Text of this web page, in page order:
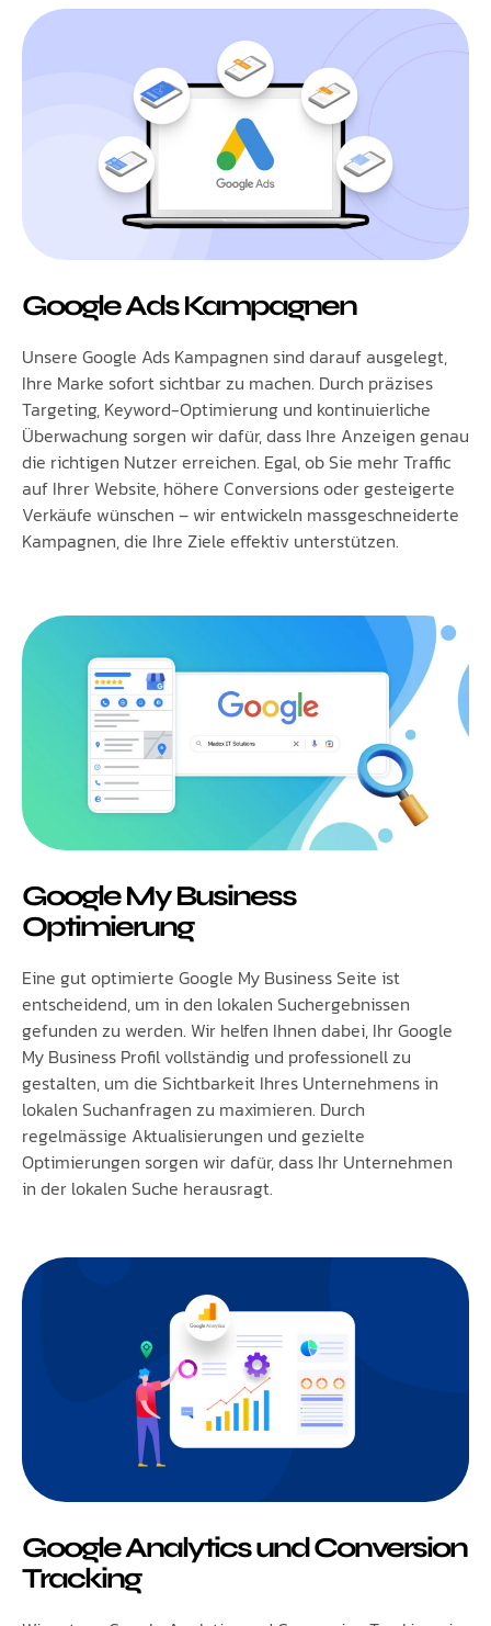
Google Ads Kampagnen
Unsere Google Ads Kampagnen sind darauf ausgelegt,
Ihre Marke sofort sichtbar zu machen. Durch präzises
Targeting, Keyword-Optimierung und kontinuierliche
Überwachung sorgen wir dafür, dass Ihre Anzeigen genau
die richtigen Nutzer erreichen. Egal, ob Sie mehr Traffic
auf Ihrer Website, höhere Conversions oder gesteigerte
Verkäufe wünschen – wir entwickeln massgeschneiderte
Kampagnen, die Ihre Ziele effektiv unterstützen.
Google My Business
Optimierung
Eine gut optimierte Google My Business Seite ist
entscheidend, um in den lokalen Suchergebnissen
gefunden zu werden. Wir helfen Ihnen dabei, Ihr Google
My Business Profil vollständig und professionell zu
gestalten, um die Sichtbarkeit Ihres Unternehmens in
lokalen Suchanfragen zu maximieren. Durch
regelmässige Aktualisierungen und gezielte
Optimierungen sorgen wir dafür, dass Ihr Unternehmen
in der lokalen Suche herausragt.
Google Analytics und Conversion
Tracking